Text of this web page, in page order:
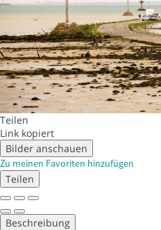
Teilen
Link kopiert
Bilder anschauen
Zu meinen Favoriten hinzufügen
Teilen
Beschreibung